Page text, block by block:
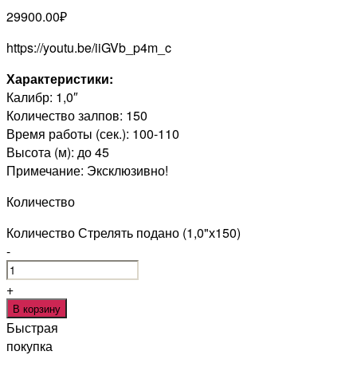
29900.00₽
https://youtu.be/iiGVb_p4m_c
Характеристики:
Калибр: 1,0″
Количество залпов: 150
Время работы (сек.): 100-110
Высота (м): до 45
Примечание: Эксклюзивно!
Количество
Количество Стрелять подано (1,0"х150)
-
+
В корзину
Быстрая
покупка